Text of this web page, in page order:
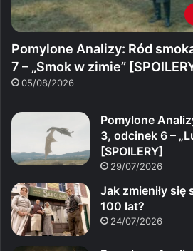
Pomylone Analizy: Ród
7 – „Smok w zimie”
05/08/2026
Pomylone
3, odcinek 6 –
[SPOILERY]
29/07/2026
Jak zmieniły się
100 lat?
24/07/2026